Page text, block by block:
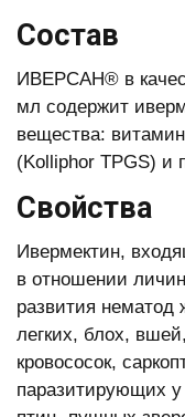
Состав
ИВЕРСАН® в
мл содержит
вещества:
(Kolliphor TPGS) и
Свойства
Ивермектин,
в отношении
развития нематод
легких, блох,
кровососок,
паразитирующих у